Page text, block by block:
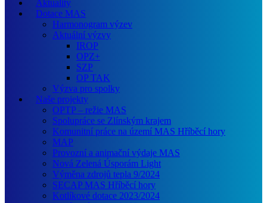
Aktuality
Dotace MAS
Harmonogram výzev
Aktuální výzvy
IROP
OPZ+
SZP
OP TAK
Výzva pro spolky
Naše projekty
OPTP – režie MAS
Spolupráce se Zlínským krajem
Komunitní práce na území MAS Hříběcí hory
MAP
Provozní a animační výdaje MAS
Nová Zelená Úsporám Light
Výměna zdrojů tepla 9/2024
SECAP MAS Hříběcí hory
Kotlíkové dotace 2023/2024